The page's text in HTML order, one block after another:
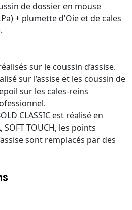
de dossier en mouse
+ plumette d’Oie et de cales
sur le coussin d’assise.
sur l’assise et les coussin de
sur les cales-reins
CLASSIC est réalisé en
SOFT TOUCH, les points
sont remplacés par des